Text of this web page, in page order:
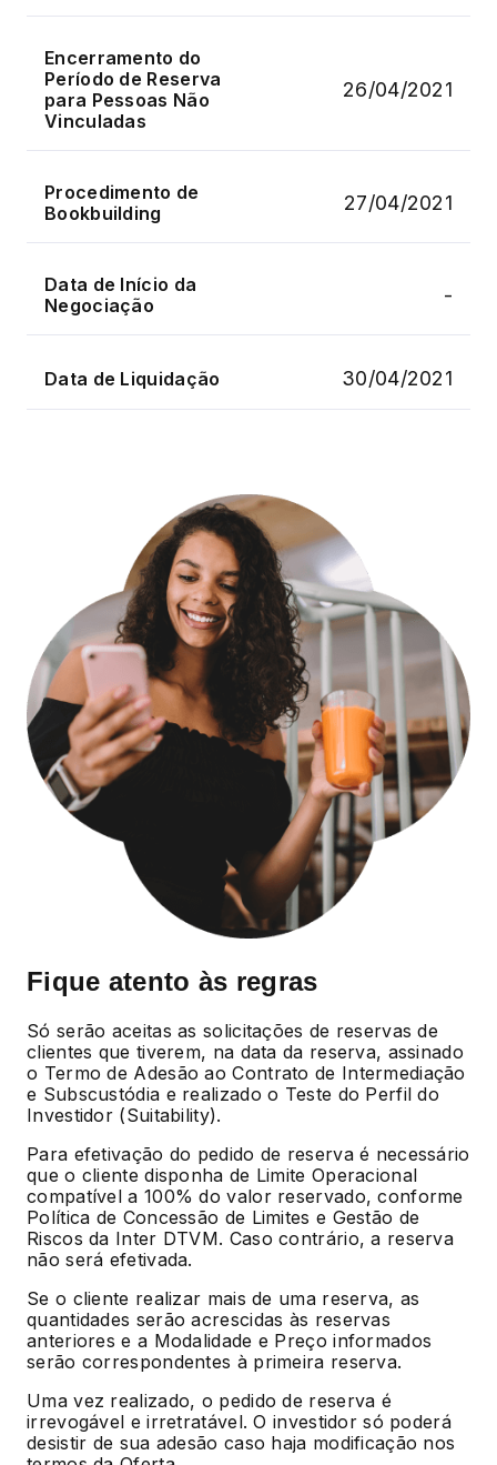
Encerramento do
Período de Reserva
para Pessoas Não
Vinculadas
26/04/2021
Procedimento de
Bookbuilding
27/04/2021
Data de Início da
Negociação
-
Data de Liquidação 30/04/2021
Fique atento às regras
Só serão aceitas as solicitações de reservas de
clientes que tiverem, na data da reserva, assinado
o Termo de Adesão ao Contrato de Intermediação
e Subscustódia e realizado o Teste do Perfil do
Investidor (Suitability).
Para efetivação do pedido de reserva é necessário
que o cliente disponha de Limite Operacional
compatível a 100% do valor reservado, conforme
Política de Concessão de Limites e Gestão de
Riscos da Inter DTVM. Caso contrário, a reserva
não será efetivada.
Se o cliente realizar mais de uma reserva, as
quantidades serão acrescidas às reservas
anteriores e a Modalidade e Preço informados
serão correspondentes à primeira reserva.
Uma vez realizado, o pedido de reserva é
irrevogável e irretratável. O investidor só poderá
desistir de sua adesão caso haja modificação nos